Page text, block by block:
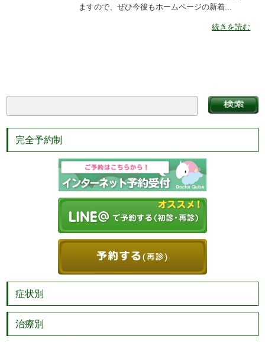
ますので、ぜひ今後もホームページの新着...
続きを読む
完全予約制
症状別
治療別